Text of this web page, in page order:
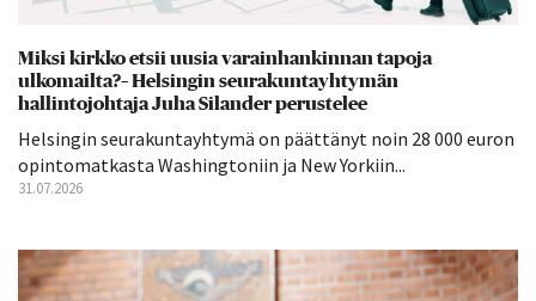
Miksi kirkko etsii uusia varainhankinnan tapoja
ulkomailta?– Helsingin seurakuntayhtymän
hallintojohtaja Juha Silander perustelee
Helsingin seurakuntayhtymä on päättänyt noin 28 000 euron
opintomatkasta Washingtoniin ja New Yorkiin...
31.07.2026